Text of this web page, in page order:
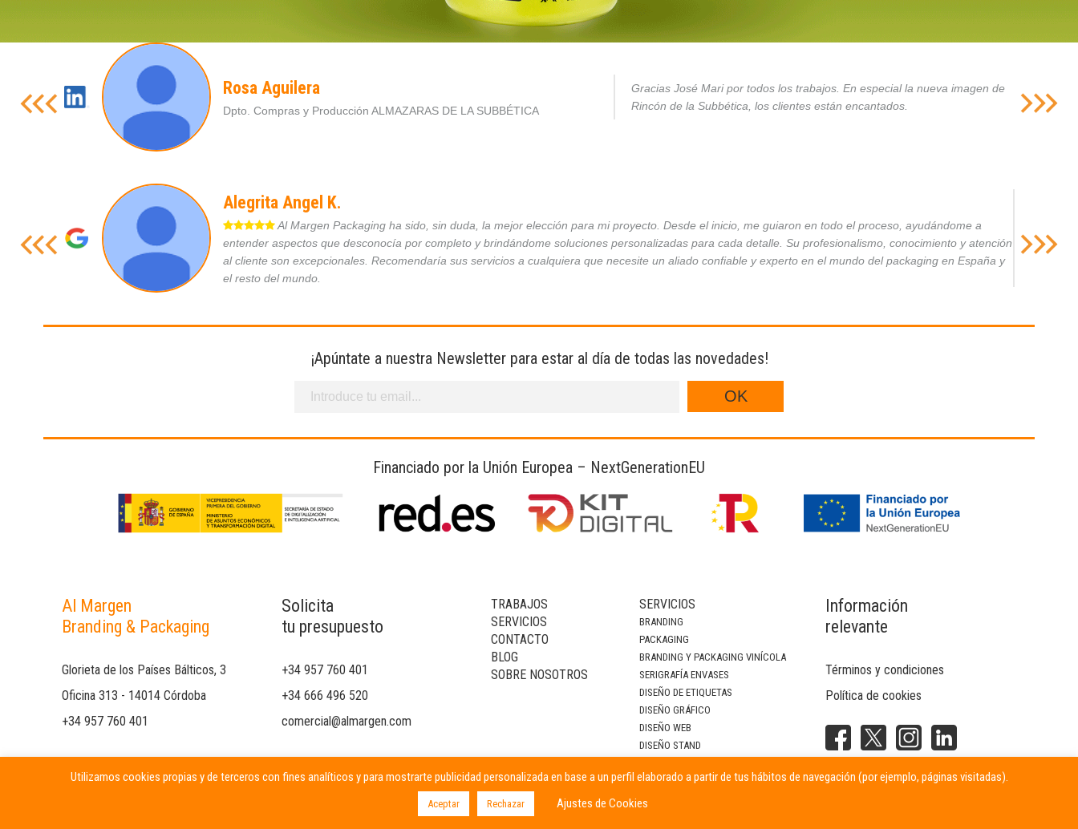
Rosa Aguilera
Dpto. Compras y Producción ALMAZARAS DE LA SUBBÉTICA
Gracias José Mari por todos los trabajos. En especial la nueva imagen de
Rincón de la Subbética, los clientes están encantados.
Alegrita Angel K.
Al Margen Packaging ha sido, sin duda, la mejor elección para mi proyecto. Desde el inicio, me guiaron en todo el proceso, ayudándome a
entender aspectos que desconocía por completo y brindándome soluciones personalizadas para cada detalle. Su profesionalismo, conocimiento y atención
al cliente son excepcionales. Recomendaría sus servicios a cualquiera que necesite un aliado confiable y experto en el mundo del packaging en España y
el resto del mundo.
¡Apúntate a nuestra Newsletter para estar al día de todas las novedades!
Financiado por la Unión Europea – NextGenerationEU
Al Margen
Branding & Packaging
Glorieta de los Países Bálticos, 3
Oficina 313 - 14014 Córdoba
+34 957 760 401
Solicita
tu presupuesto
+34 957 760 401
+34 666 496 520
comercial@almargen.com
TRABAJOS
SERVICIOS
CONTACTO
BLOG
SOBRE NOSOTROS
SERVICIOS
BRANDING
PACKAGING
BRANDING Y PACKAGING VINÍCOLA
SERIGRAFÍA ENVASES
DISEÑO DE ETIQUETAS
DISEÑO GRÁFICO
DISEÑO WEB
DISEÑO STAND
CAMPAÑAS PUBLICITARIAS
Información
relevante
Términos y condiciones
Política de cookies
Utilizamos cookies propias y de terceros con fines analíticos y para mostrarte publicidad personalizada en base a un perfil elaborado a partir de tus hábitos de navegación (por ejemplo, páginas visitadas).
Aceptar Rechazar Ajustes de Cookies